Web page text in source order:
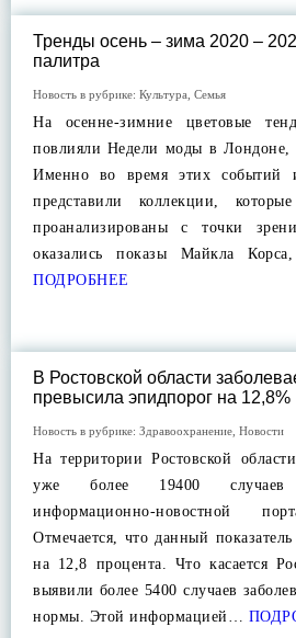
Тренды осень – зима 2020 –
палитра
Новость в рубрике: Культура Семья
На осенне-зимние цветовые
повлияли Недели моды в
Именно во время этих событий
представили коллекции,
проанализированы с точки
оказались показы Майкла
ПОДРОБНЕЕ
В Ростовской области
превысила эпидпорог на 12,8%
Новость в рубрике: Здравоохранение Новости
На территории Ростовской
уже более 19400
информационно-новостной
Отмечается, что данный
на 12,8 процента. Что касается
выявили более 5400 случаев
нормы. Этой информацией…